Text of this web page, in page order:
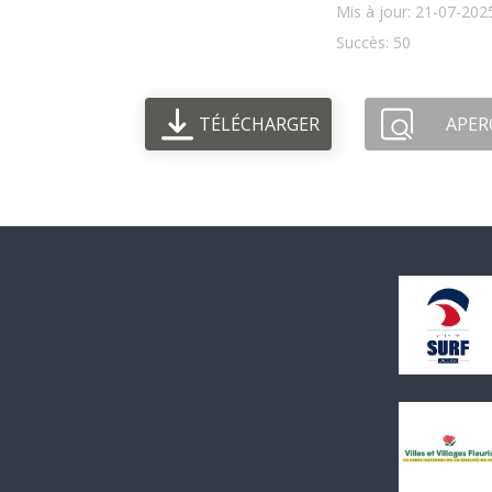
Mis à jour: 21-07-
Succès: 50
TÉLÉCHARGER